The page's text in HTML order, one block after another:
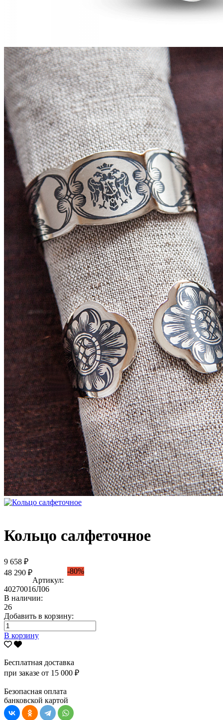
Кольцо салфеточное
9 658 ₽
48 290 ₽
-80%
Артикул:
40270016Л06
В наличии:
26
Добавить в корзину:
В корзину
Бесплатная доставка
при заказе от 15 000 ₽
Безопасная оплата
банковской картой